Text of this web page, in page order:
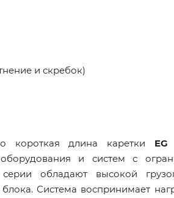
и скребок)
короткая длина каретки EG
оборудования и систем с
обладают высокой
Система воспринимает